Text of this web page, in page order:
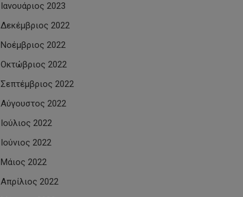
Ιανουάριος 2023
Δεκέμβριος 2022
Νοέμβριος 2022
Οκτώβριος 2022
Σεπτέμβριος 2022
Αύγουστος 2022
Ιούλιος 2022
Ιούνιος 2022
Μάιος 2022
Απρίλιος 2022